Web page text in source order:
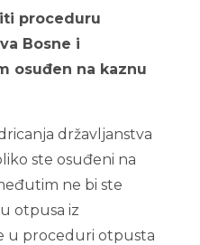
proceduru
Bosne i
osuđen na kaznu
državljanstva
ste osuđeni na
ne bi ste
otpusa iz
u proceduri otpusta